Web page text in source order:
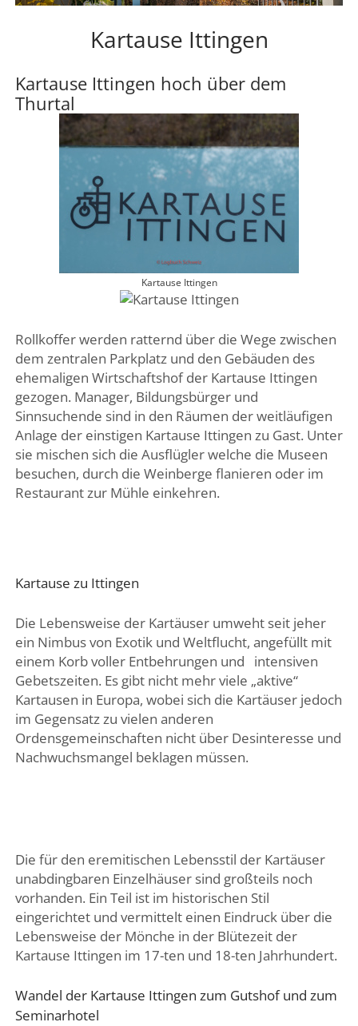
DREI SEEN LAND
GENFER SEE – WAADTLAND
ZÜRICH
FRIBOURG – FREIBURG
Kartause Ittingen
Kartause Ittingen hoch über dem
Thurtal
Kartause Ittingen
Rollkoffer werden ratternd über die Wege zwischen
dem zentralen Parkplatz und den Gebäuden des
ehemaligen Wirtschaftshof der Kartause Ittingen
gezogen. Manager, Bildungsbürger und
Sinnsuchende sind in den Räumen der weitläufigen
Anlage der einstigen Kartause Ittingen zu Gast. Unter
sie mischen sich die Ausflügler welche die Museen
besuchen, durch die Weinberge flanieren oder im
Restaurant zur Mühle einkehren.
Kartause zu Ittingen
Die Lebensweise der Kartäuser umweht seit jeher
ein Nimbus von Exotik und Weltflucht, angefüllt mit
einem Korb voller Entbehrungen und intensiven
Gebetszeiten. Es gibt nicht mehr viele „aktive“
Kartausen in Europa, wobei sich die Kartäuser jedoch
im Gegensatz zu vielen anderen
Ordensgemeinschaften nicht über Desinteresse und
Nachwuchsmangel beklagen müssen.
Die für den eremitischen Lebensstil der Kartäuser
unabdingbaren Einzelhäuser sind großteils noch
vorhanden. Ein Teil ist im historischen Stil
eingerichtet und vermittelt einen Eindruck über die
Lebensweise der Mönche in der Blütezeit der
Kartause Ittingen im 17-ten und 18-ten Jahrhundert.
Wandel der Kartause Ittingen zum Gutshof und zum
Seminarhotel